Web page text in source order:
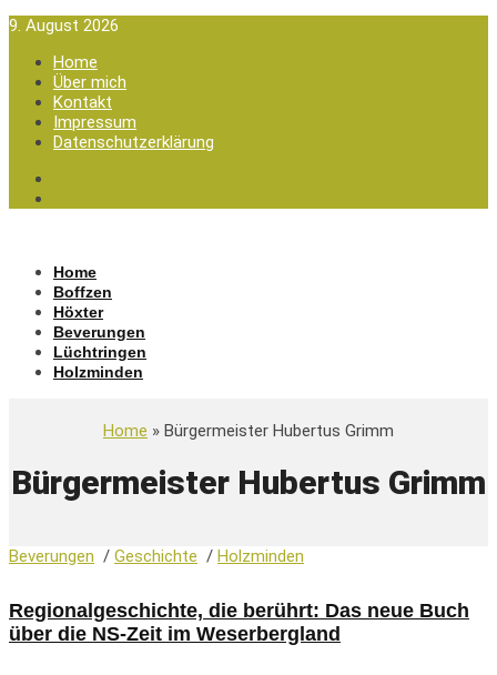
9. August 2026
Home
Über mich
Kontakt
Impressum
Datenschutzerklärung
Home
Boffzen
Höxter
Beverungen
Lüchtringen
Holzminden
Home » Bürgermeister Hubertus Grimm
Bürgermeister Hubertus Grimm
Beverungen / Geschichte / Holzminden
Regionalgeschichte, die berührt: Das neue Buch
über die NS-Zeit im Weserbergland